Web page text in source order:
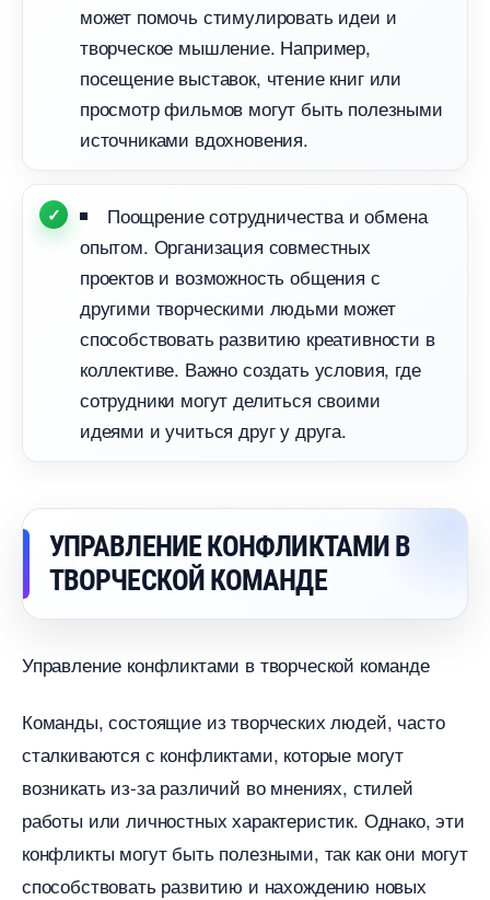
может помочь стимулировать идеи и
творческое мышление. Например,
посещение выставок, чтение книг или
просмотр фильмов могут быть полезными
источниками вдохновения.
Поощрение сотрудничества и обмена
опытом. Организация совместных
проектов и возможность общения с
другими творческими людьми может
способствовать развитию креативности
коллективе. Важно создать условия, где
сотрудники могут делиться своими
идеями и учиться друг у друга.
УПРАВЛЕНИЕ КОНФЛИКТАМИ
ТВОРЧЕСКОЙ КОМАНДЕ
Управление конфликтами в творческой команде
Команды, состоящие из творческих людей, часто
сталкиваются с конфликтами, которые могут
озникать из-за различий во мнениях, стилей
работы или личностных характеристик. Однако, эти
конфликты могут быть полезными, так как они могут
способствовать развитию и нахождению новых